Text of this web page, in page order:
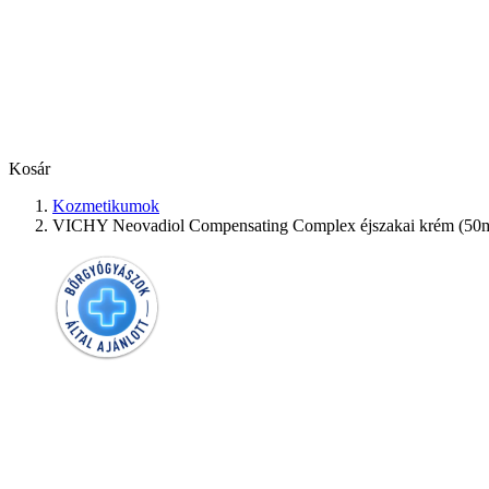
Kosár
Kozmetikumok
VICHY Neovadiol Compensating Complex éjszakai krém